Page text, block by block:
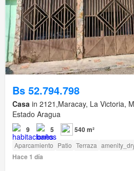
Bs 52.794.798
Casa in 2121,Maracay, La Victoria,
Estado Aragua
9 5 540 m²
Aparcamiento Patio Terraza
Hace 1 día